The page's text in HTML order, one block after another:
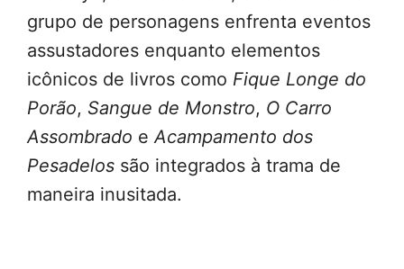
grupo de personagens enfrenta eventos
assustadores enquanto elementos
icônicos de livros como Fique Longe do
Porão, Sangue de Monstro, O Carro
Assombrado eAcampamento dos
Pesadelos são integrados à trama de
maneira inusitada.